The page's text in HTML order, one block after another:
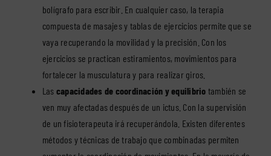
bolígrafo para escribir. En cualquier caso, la terapia
compuesta de masajes y tablas de ejercicios permite que se
vaya recuperando la movilidad y la precisión. Con los
ejercicios se practican estiramientos, movimientos para
fortalecer la musculatura y para realizar giros.
Las capacidades de coordinación y equilibrio también se
ven muy afectadas después de un ictus. Con la supervisión
de un fisioterapeuta irá recuperándola. Existen diferentes
métodos y técnicas de trabajo que combinadas permiten